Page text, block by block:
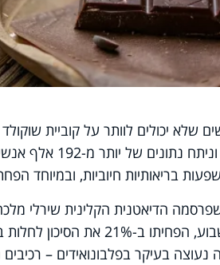
שלא יכולים לוותר על קוביית
שלושה עשורים
בריאותיות חיוביות, ובמיוחד
מריר או יותר בשבוע,
בעיקר בפלבונואידים – רכיבים